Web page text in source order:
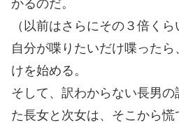
かるのだ。
（以前はさらにその３倍くら
自分が喋りたいだけ喋った
けを始める。
そして、訳わからない長男
た長女と次女は、そこから慌